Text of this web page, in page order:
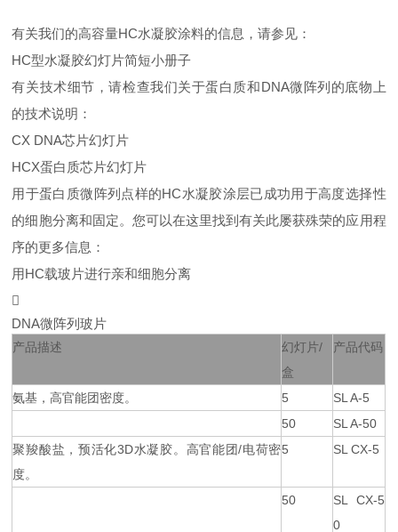
有关我们的高容量HC水凝胶涂料的信息，请参见：
HC型水凝胶幻灯片简短小册子
有关技术细节，请检查我们关于蛋白质和DNA微阵列的底物上
的技术说明：
CX DNA芯片幻灯片
HCX蛋白质芯片幻灯片
用于蛋白质微阵列点样的HC水凝胶涂层已成功用于高度选择性
的细胞分离和固定。您可以在这里找到有关此屡获殊荣的应用程
序的更多信息：
用HC载玻片进行亲和细胞分离

DNA微阵列玻片
产品描述
幻灯片/
盒
产品代码
氨基，高官能团密度。 5
SL A-5
50
SL A-50
聚羧酸盐，预活化3D水凝胶。高官能团/电荷密
度。
5 SL CX-5
50
SL CX-5
0